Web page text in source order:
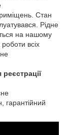
Стан
Рідне
на нашому
всіх
гарантійний